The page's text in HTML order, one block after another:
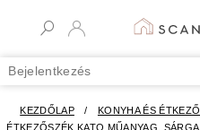
Bejelentkezés
KEZDŐLAP / KONYHA ÉS ÉTKEZŐ
ÉTKEZŐSZÉK KATO MŰANYAG, SÁRGA